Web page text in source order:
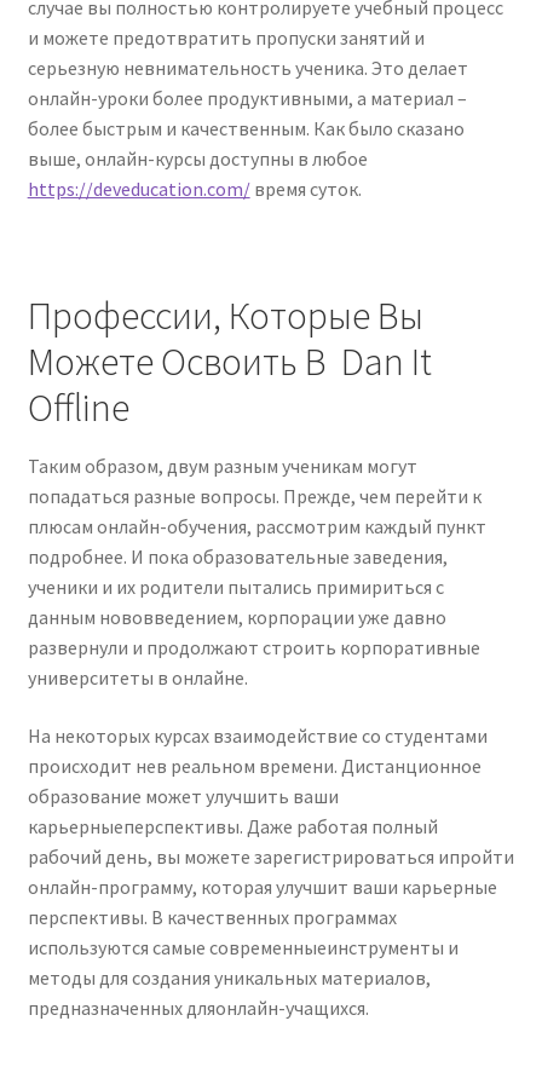
случае вы полностью контролируете учебный процесс
и можете предотвратить пропуски занятий и
серьезную невнимательность ученика. Это делает
онлайн-уроки более продуктивными, а материал –
более быстрым и качественным. Как было сказано
выше, онлайн-курсы доступны в любое
https://deveducation.com/время суток.
Профессии, Которые Вы
Можете Освоить В Dan It
Offline
Таким образом, двум разным ученикам могут
попадаться разные вопросы. Прежде, чем перейти к
плюсам онлайн-обучения, рассмотрим каждый пункт
подробнее. И пока образовательные заведения,
ученики и их родители пытались примириться с
данным нововведением, корпорации уже давно
развернули и продолжают строить корпоративные
университеты в онлайне.
На некоторых курсах взаимодействие со студентами
происходит нев реальном времени. Дистанционное
образование может улучшить ваши
карьерныеперспективы. Даже работая полный
рабочий день, вы можете зарегистрироваться ипройти
онлайн-программу, которая улучшит ваши карьерные
перспективы. В качественных программах
используются самые современныеинструменты и
методы для создания уникальных материалов,
предназначенных дляонлайн-учащихся.